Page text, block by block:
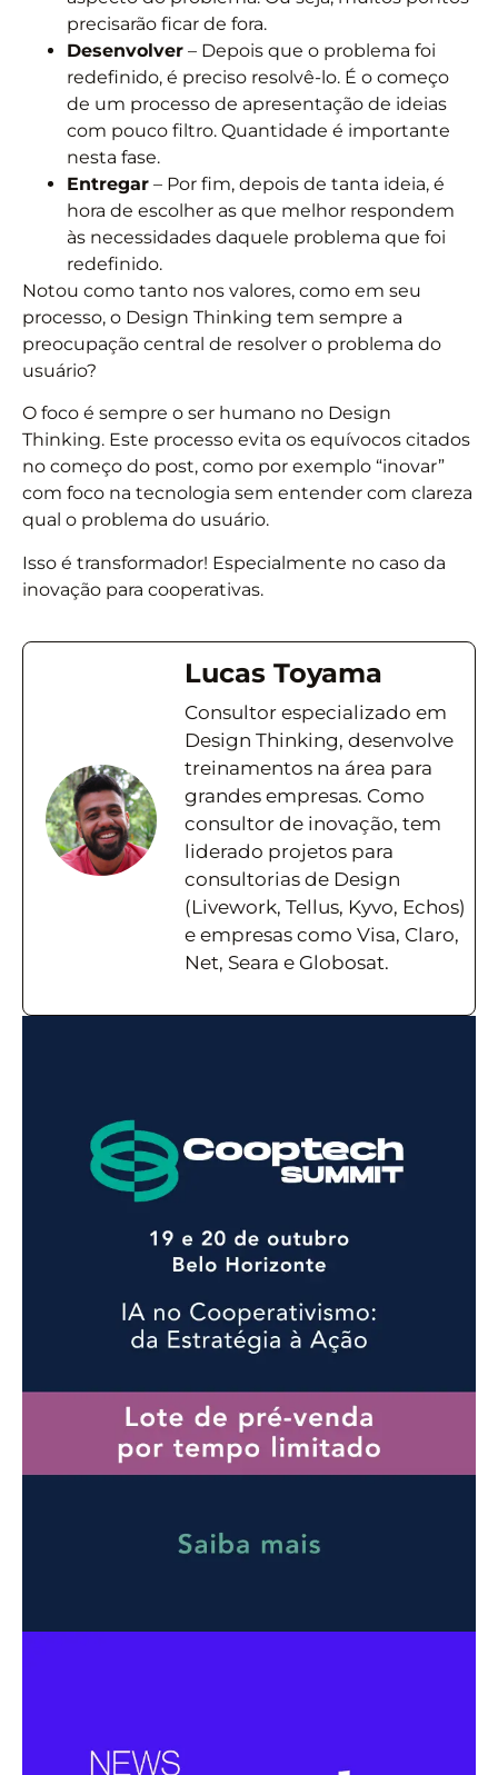
precisarão ficar de fora.
Desenvolver – Depois que o problema foi
redefinido, é preciso resolvê-lo. É o começo
de um processo de apresentação de ideias
com pouco filtro. Quantidade é importante
nesta fase.
Entregar – Por fim, depois de tanta ideia, é
hora de escolher as que melhor respondem
às necessidades daquele problema que foi
redefinido.
Notou como tanto nos valores, como em seu
processo, o Design Thinking tem sempre a
preocupação central de resolver o problema do
usuário?
O foco é sempre o ser humano no Design
Thinking. Este processo evita os equívocos citados
no começo do post, como por exemplo “inovar”
com foco na tecnologia sem entender com clareza
qual o problema do usuário.
Isso é transformador! Especialmente no caso da
inovação para cooperativas.
Lucas Toyama
Consultor especializado em
Design Thinking, desenvolve
treinamentos na área para
grandes empresas. Como
consultor de inovação, tem
liderado projetos para
consultorias de Design
(Livework, Tellus, Kyvo, Echos)
e empresas como Visa, Claro,
Net, Seara e Globosat.